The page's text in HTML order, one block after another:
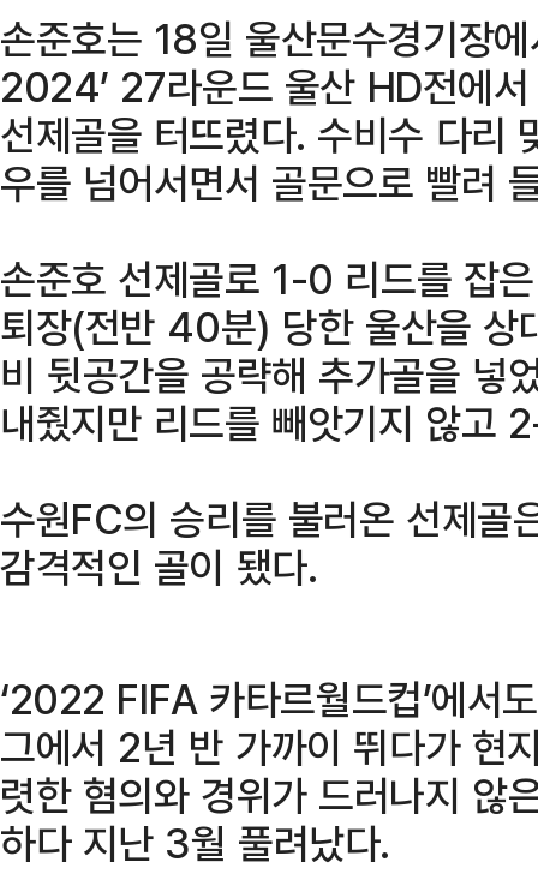
손준호는 18일 울산문수경기장
2024’ 27라운드 울산 HD전에
선제골을 터뜨렸다. 수비수 다리
우를 넘어서면서 골문으로 빨려
손준호 선제골로 1-0 리드를 잡
퇴장(전반 40분) 당한 울산을 상
비 뒷공간을 공략해 추가골을 넣
내줬지만 리드를 빼앗기지 않고
수원FC의 승리를 불러온 선제골
감격적인 골이 됐다.
‘2022 FIFA 카타르월드컵’에서
그에서 2년 반 가까이 뛰다가 현
렷한 혐의와 경위가 드러나지 않
하다 지난 3월 풀려났다.